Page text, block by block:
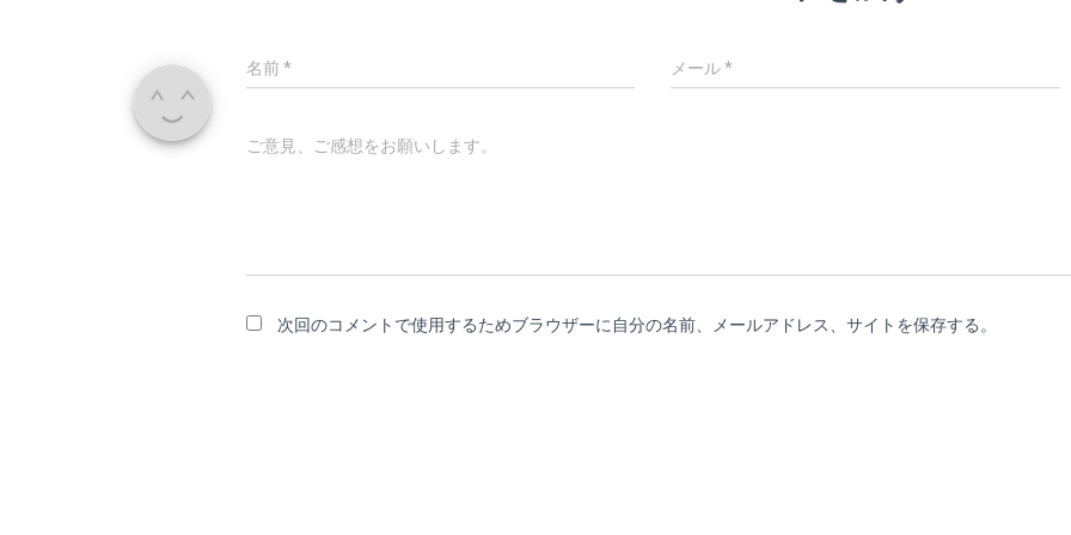
名前* メール*
ご意見、ご感想をお願いします。
次回のコメントで使用するためブラウザーに自分の名前、メールアドレス、サイトを保存する。